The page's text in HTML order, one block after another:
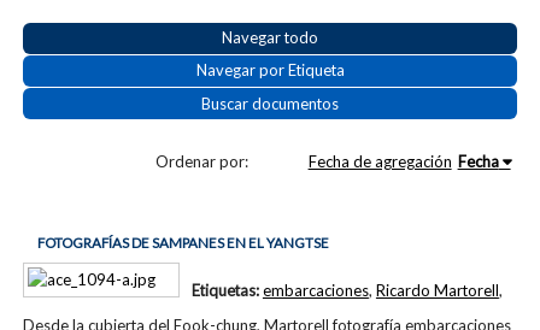
Navegar todo
Navegar por Etiqueta
Buscar documentos
Ordenar por: Fecha de agregación Fecha
FOTOGRAFÍAS DE SAMPANES EN EL YANGTSE
Desde la cubierta del Fook-chung, Martorell fotografía embarcaciones
Etiquetas:embarcaciones, Ricardo Martorell,